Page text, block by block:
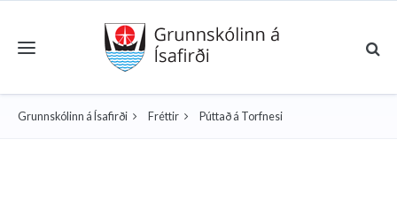
Toggle navigation
Grunnskólinn á Ísafirði Fréttir Púttað á Torfnesi